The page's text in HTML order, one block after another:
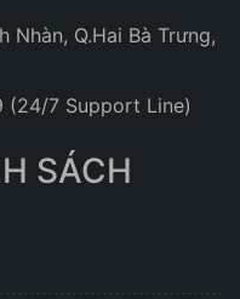
Nhàn, Q.Hai Bà Trưng,
7 Support Line)
SÁCH